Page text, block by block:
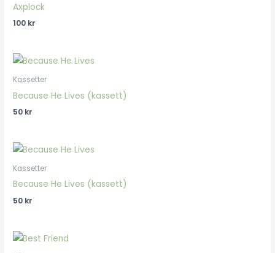
Axplock
100 kr
Kassetter
Because He Lives (kassett)
50 kr
Kassetter
Because He Lives (kassett)
50 kr